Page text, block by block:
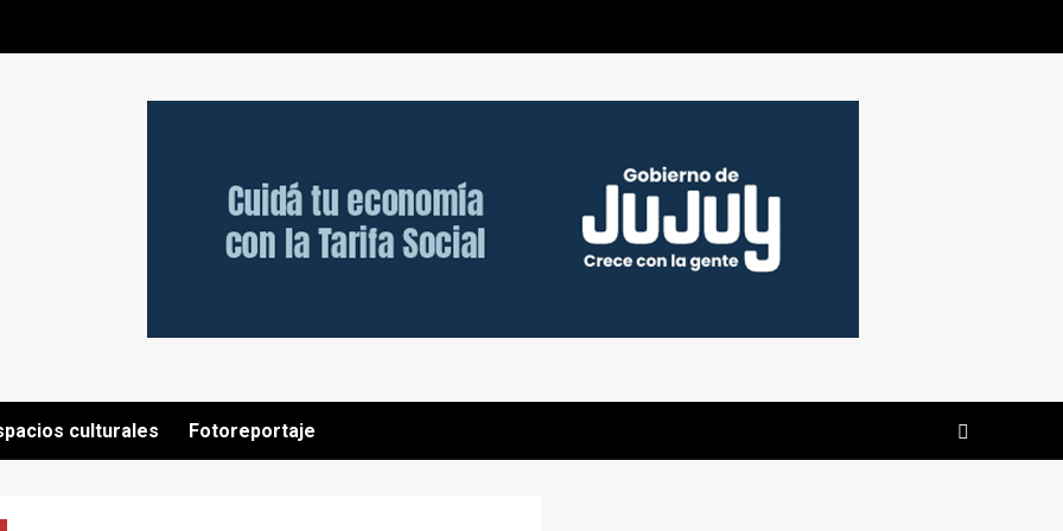
culturales Fotoreportaje